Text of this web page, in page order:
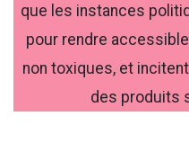
que les instances
pour rendre
non toxiques, et
des produits